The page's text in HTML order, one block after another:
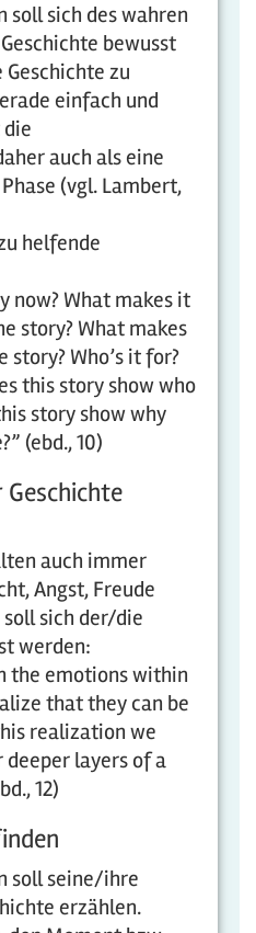
sich des wahren
bewusst
zu
einfach und
auch als eine
(vgl. Lambert,
helfende
now? What makes it
story? What makes
Who’s it for?
this story show who
story show why
(ebd., 10)
auch immer
Angst, Freude
soll sich der/die
werden:
the emotions within
that they can be
realization we
layers of a
12)
soll seine/ihre
erzählen.